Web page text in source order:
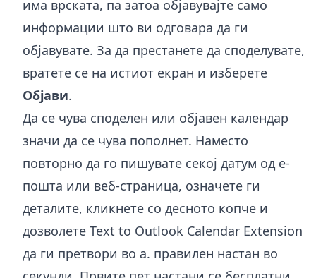
има врската, па затоа објавувајте само
информации што ви одговара да ги
објавувате. За да престанете да споделувате,
вратете се на истиот екран и изберете
Објави.
Да се чува споделен или објавен календар
значи да се чува пополнет. Наместо
повторно да го пишувате секој датум од е-
пошта или веб-страница, означете ги
деталите, кликнете со десното копче и
дозволете Text to Outlook Calendar Extension
да ги претвори во a. правилен настан во